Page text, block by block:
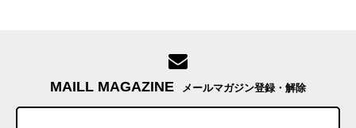
MAILL MAGAZINE メールマガジン登録・解除